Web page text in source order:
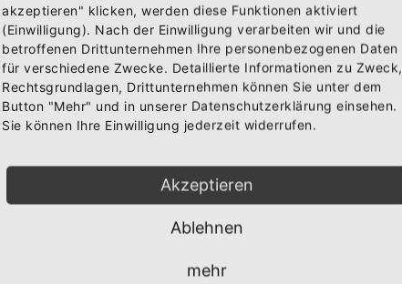
Girly-Shirt "HEX HEX feat. Selina" schwarz
Vorderseite bedruckt mit dem Logo "HEX HEX feat. Selina". E...
Ab 19,95 €
Steuern,exkl.
Sweat-Shirt "HEX HEX feat. Selina" schwarz
Vorderseite bedruckt mit dem Logo "HEX HEX feat. Selina". E...
29,95 €
Steuern,exkl.
Versandkosten
Abonniere jetzt unseren Newsletter
Bekomme die aktuellsten News über neue Produkte und
zudem einen 10% Gutschein für deine nächste
Bestellung.
Abonnieren
akzeptieren" klicken, werden diese Funktionen aktiviert
(Einwilligung). Nach der Einwilligung verarbeiten wir und die
betroffenen Drittunternehmen Ihre personenbezogenen Daten
für verschiedene Zwecke. Detaillierte Informationen zu Zweck,
Rechtsgrundlagen, Drittunternehmen können Sie unter dem
Button "Mehr" und in unserer Datenschutzerklärung einsehen.
Sie können Ihre Einwilligung jederzeit widerrufen.
Akzeptieren
Ablehnen
mehr